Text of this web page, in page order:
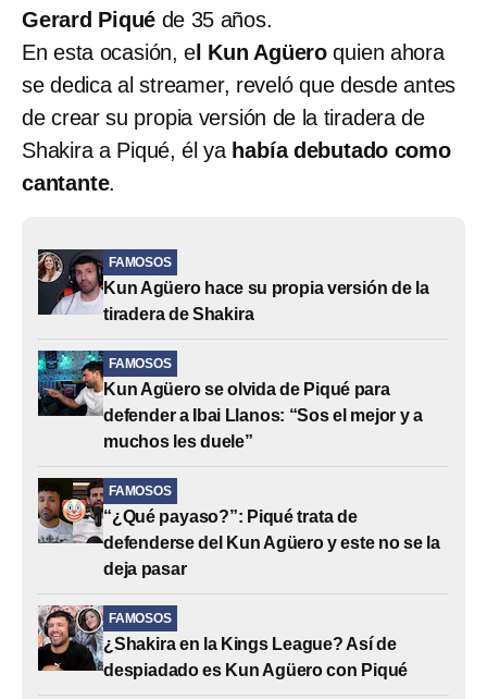
Gerard Piqué de 35 años.
En esta ocasión, e l Kun Agüero quien ahora
se dedica al streamer, reveló que desde antes
de crear su propia versión de la tiradera de
Shakira a Piqué, él ya había debutado como
cantante.
FAMOSOS
Kun Agüero hace su propia versión de la
tiradera de Shakira
FAMOSOS
Kun Agüero se olvida de Piqué para
defender a Ibai Llanos: “Sos el mejor y a
muchos les duele”
FAMOSOS
“¿Qué payaso?”: Piqué trata de
defenderse del Kun Agüero y este no se la
deja pasar
FAMOSOS
¿Shakira en la Kings League? Así de
despiadado es Kun Agüero con Piqué